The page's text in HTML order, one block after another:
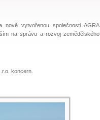
vytvořenou společnosti AGRA
na správu a rozvoj zemědělského
koncern.